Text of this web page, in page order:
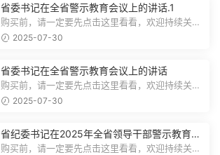
省委书记在全省警示教育会议上的讲话.1
购买前，请一定要先点击这里看看，欢迎持续关
注，精彩模板每天推送预览结束，本文...
2025-07-30
省委书记在全省警示教育会议上的讲话
购买前，请一定要先点击这里看看，欢迎持续关
注，精彩模板每天推送预览结束，本文...
2025-07-30
省纪委书记在2025年全省领导干部警示教育会
上的讲话.1
购买前，请一定要先点击这里看看，欢迎持续关